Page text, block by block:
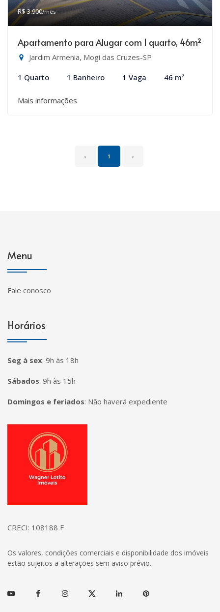
R$ 3.900/mês
Apartamento para Alugar com 1 quarto, 46m²
Jardim Armenia, Mogi das Cruzes-SP
1 Quarto 1 Banheiro 1 Vaga 46 m²
Mais informações
‹ 1 ›
Menu
Fale conosco
Horários
Seg à sex: 9h às 18h
Sábados: 9h às 15h
Domingos e feriados: Não haverá expediente
Página inicial
CRECI: 108188 F
Os valores, condições comerciais e disponibilidade dos imóveis
estão sujeitos a alterações sem aviso prévio.
Youtube FacebookInstagramTwitter Linkedin Pinterest